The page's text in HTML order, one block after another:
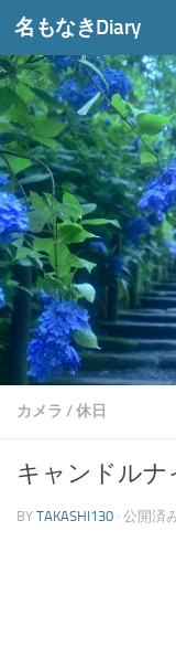
コンテンツへスキ
名もなきDiary
カメラ /休日
キャンドルナ
BY TAKASHI130 · 公開済